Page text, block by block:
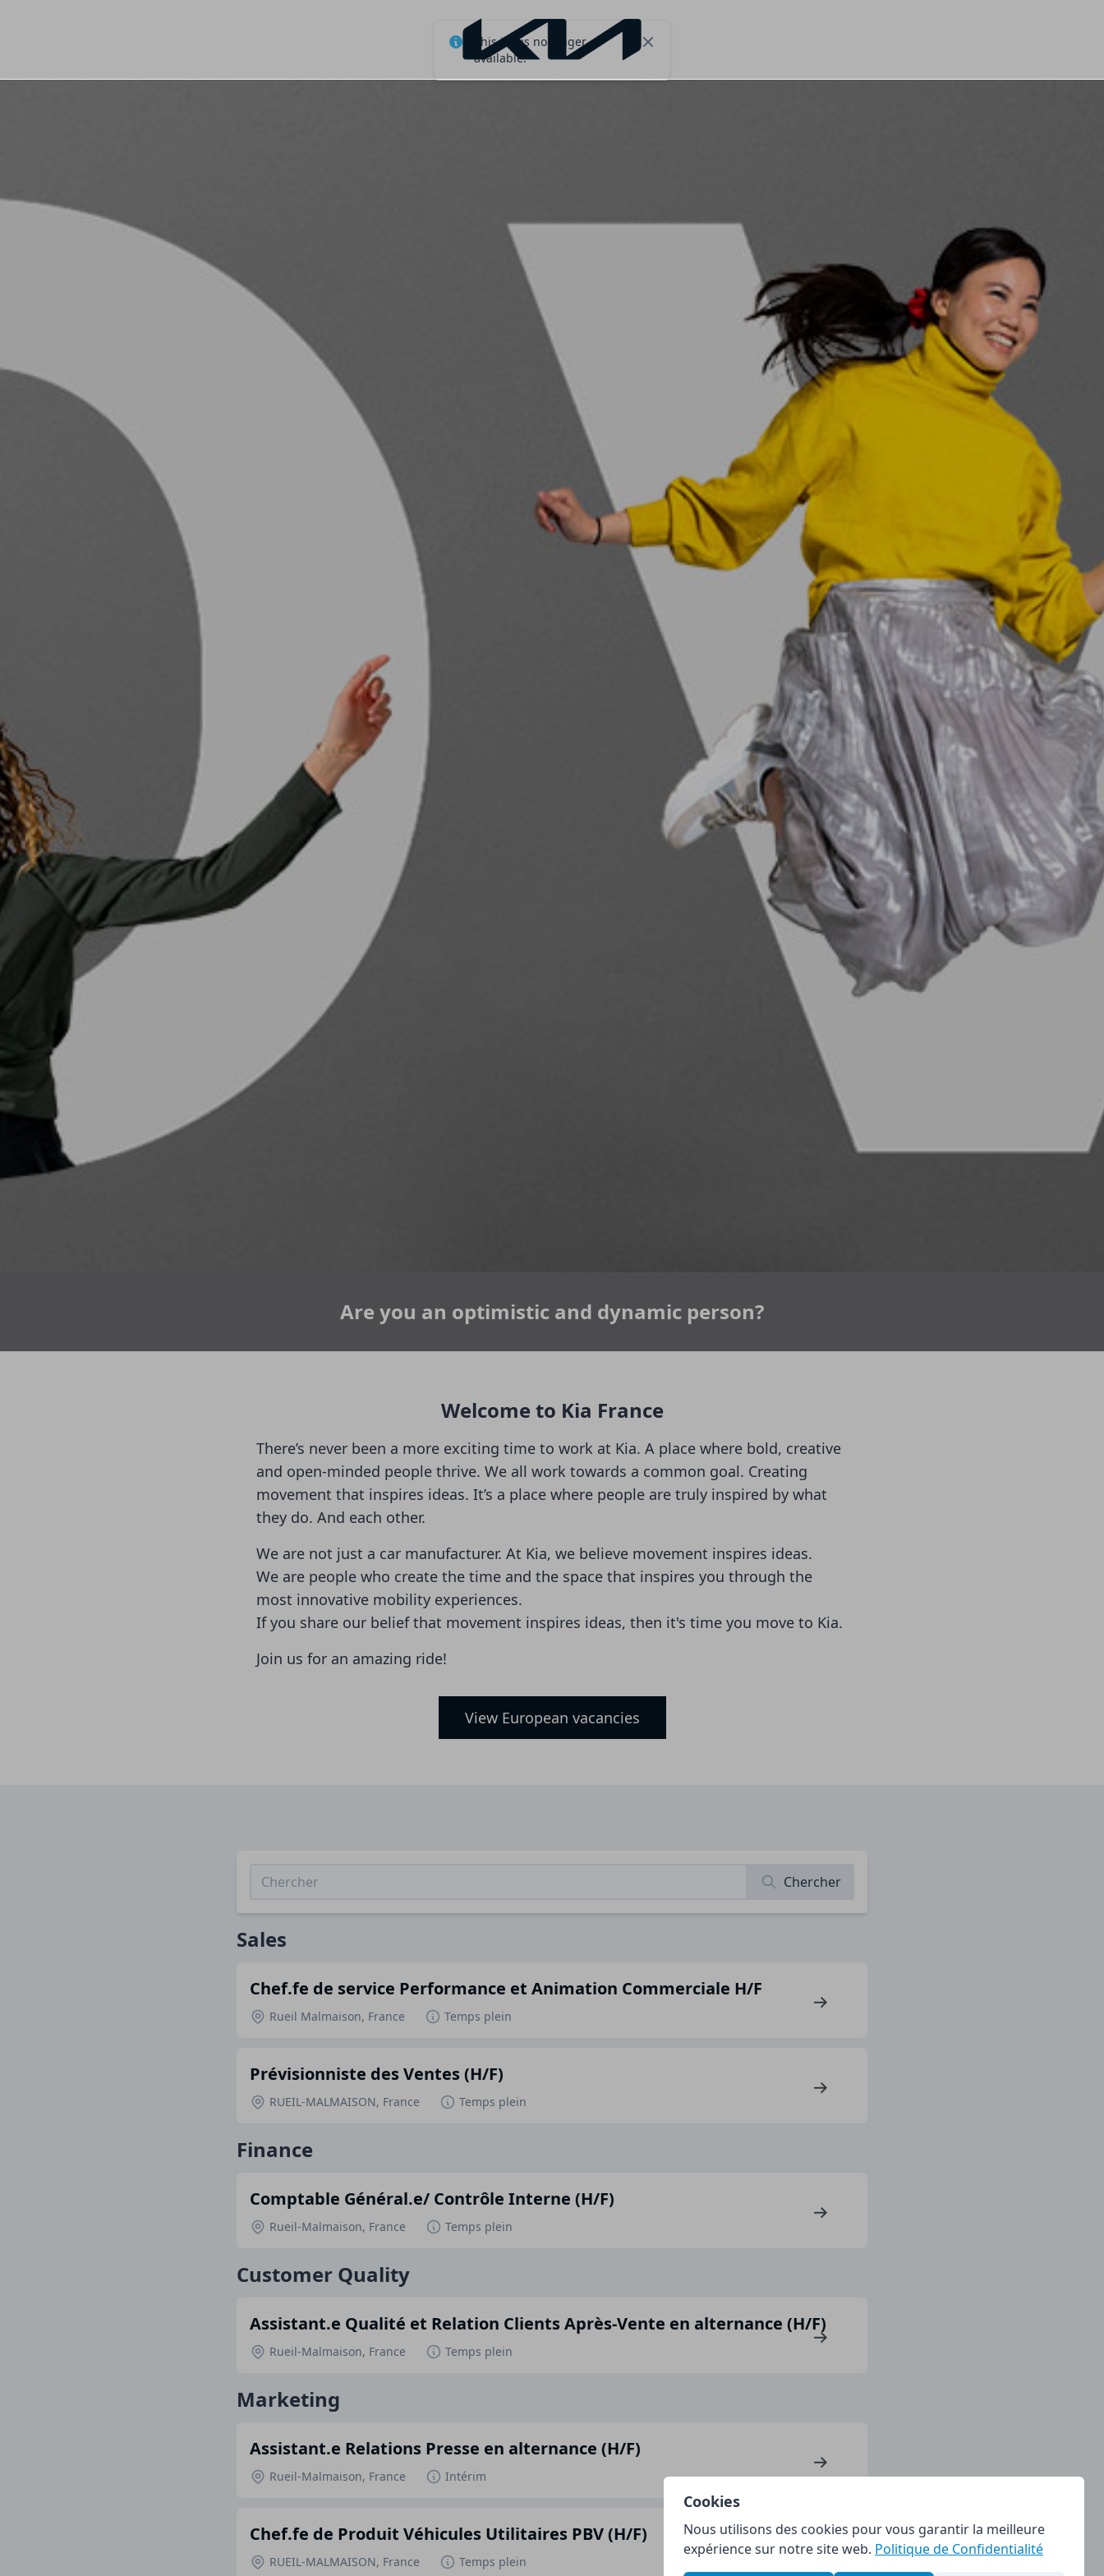
Are you an optimistic and dynamic person?
Welcome to Kia France
There’s never been a more exciting time to work at Kia. A place where bold, creative
and open-minded people thrive. We all work towards a common goal. Creating
movement that inspires ideas. It’s a place where people are truly inspired by what
they do. And each other.
We are not just a car manufacturer. At Kia, we believe movement inspires ideas.
We are people who create the time and the space that inspires you through the
most innovative mobility experiences.
If you share our belief that movement inspires ideas, then it's time you move to Kia.
Join us for an amazing ride!
View European vacancies
Chercher
Sales
Chef.fe de service Performance et Animation Commerciale H/F
Rueil Malmaison, France Temps plein
Prévisionniste des Ventes (H/F)
RUEIL-MALMAISON, France Temps plein
Finance
Comptable Général.e/ Contrôle Interne (H/F)
Rueil-Malmaison, France Temps plein
Customer Quality
Assistant.e Qualité et Relation Clients Après-Vente en alternance (H/F)
Rueil-Malmaison, France Temps plein
Marketing
Assistant.e Relations Presse en alternance (H/F)
Rueil-Malmaison, France Intérim
Chef.fe de Produit Véhicules Utilitaires PBV (H/F)
RUEIL-MALMAISON, France Temps plein
This job is no longer
available.
Close
Cookies
Nous utilisons des cookies pour vous garantir la meilleure
expérience sur notre site web. Politique de Confidentialité